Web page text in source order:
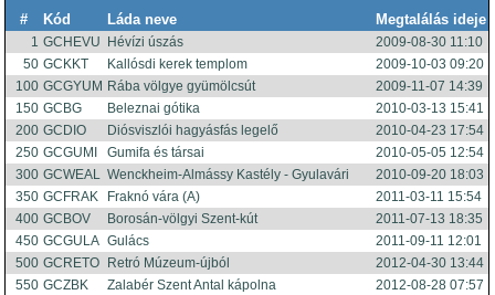
# Kód Láda neve Megtalálás ideje
1 GCHEVU Hévízi úszás
2009-08-30 11:10
50 GCKKT Kallósdi kerek templom
2009-10-03 09:20
100 GCGYUM Rába völgye gyümölcsút
2009-11-07 14:39
150 GCBG Beleznai gótika
2010-03-13 15:41
200 GCDIO Diósviszlói hagyásfás legelő
2010-04-23 17:54
250 GCGUMI Gumifa és társai
2010-05-05 12:54
300 GCWEAL Wenckheim-Almássy Kastély - Gyulavári
2010-09-20 18:03
350 GCFRAK Fraknó vára (A)
2011-03-11 15:54
400 GCBOV Borosán-völgyi Szent-kút
2011-07-13 18:35
450 GCGULA Gulács
2011-09-11 12:01
500 GCRETO Retró Múzeum-újból
2012-04-30 13:44
550 GCZBK Zalabér Szent Antal kápolna
2012-08-28 07:57